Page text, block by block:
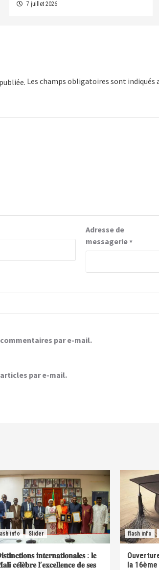
7 juillet 2026
Les champs obligatoires sont indiqués
Adresse de
messagerie*
par e-mail.
par e-mail.
info Slider
𝐢𝐧𝐭𝐞𝐫𝐧𝐚𝐭𝐢𝐨𝐧𝐚𝐥𝐞𝐬 : 𝐥𝐞
𝐜𝐞́𝐥𝐞̀𝐛𝐫𝐞 𝐥’𝐞𝐱𝐜𝐞𝐥𝐥𝐞𝐧𝐜𝐞 𝐝𝐞 𝐬𝐞𝐬
flash info
la